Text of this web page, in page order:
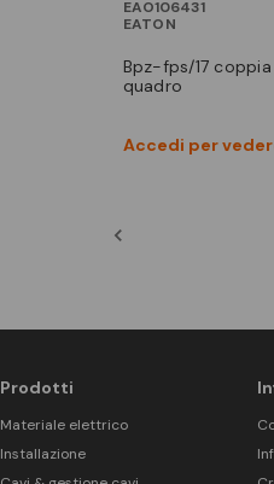
EAO106431
EATON
bpz-fps/17 coppia mont
quadro
Accedi per
Prodotti
Materiale elettrico
Installazione